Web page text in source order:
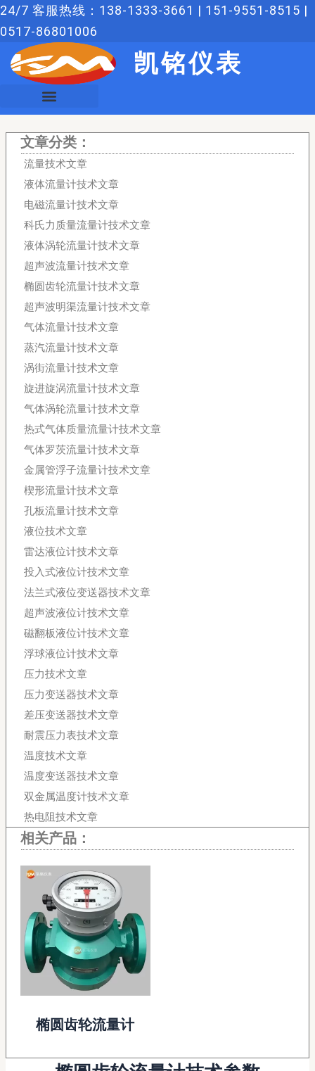
跳
至
24/7 客服热线：138-1333-3661 | 151-9551-8515 |
0517-86801006
凯铭仪表
文章分类：
流量技术文章
液体流量计技术文章
电磁流量计技术文章
科氏力质量流量计技术文章
液体涡轮流量计技术文章
超声波流量计技术文章
椭圆齿轮流量计技术文章
超声波明渠流量计技术文章
气体流量计技术文章
蒸汽流量计技术文章
涡街流量计技术文章
旋进旋涡流量计技术文章
气体涡轮流量计技术文章
热式气体质量流量计技术文章
气体罗茨流量计技术文章
金属管浮子流量计技术文章
楔形流量计技术文章
孔板流量计技术文章
液位技术文章
雷达液位计技术文章
投入式液位计技术文章
法兰式液位变送器技术文章
超声波液位计技术文章
磁翻板液位计技术文章
浮球液位计技术文章
压力技术文章
压力变送器技术文章
差压变送器技术文章
耐震压力表技术文章
温度技术文章
温度变送器技术文章
双金属温度计技术文章
热电阻技术文章
相关产品：
椭圆齿轮流量计